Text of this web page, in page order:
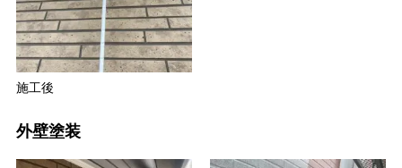
施工後
外壁塗装